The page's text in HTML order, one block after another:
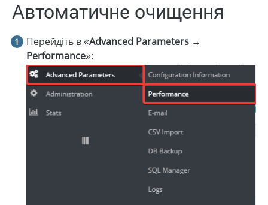
Автоматичне очищення
Перейдіть в «Advanced Parameters →
Performance»: